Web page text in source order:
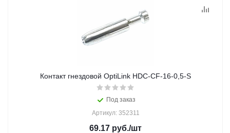
Контакт гнездовой OptiLink HDC-CF-16-0,5-S
Под заказ
Артикул: 352311
69.17 руб./шт